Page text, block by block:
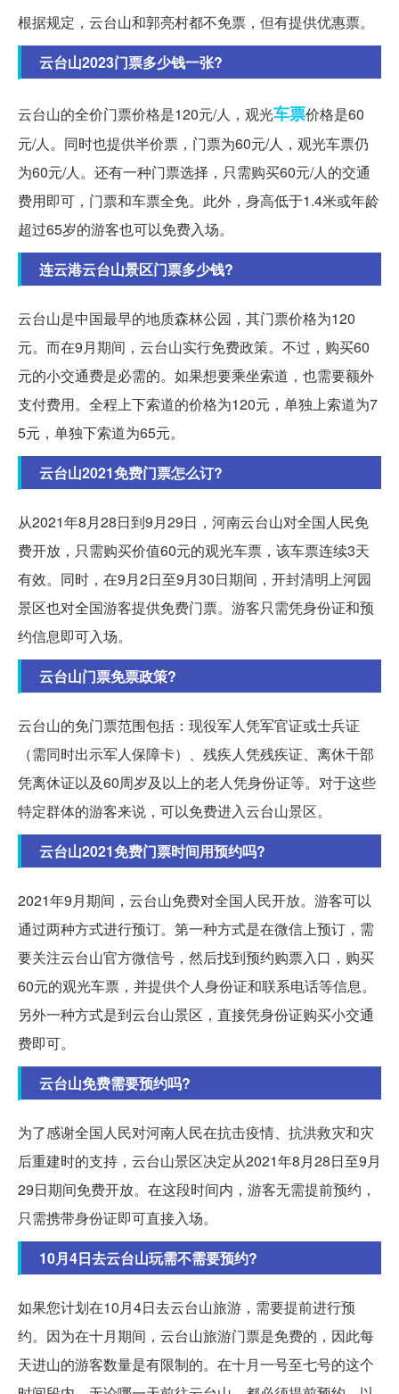
根据规定，云台山和郭亮村都不免票，但有提供优惠票。
云台山2023门票多少钱一张?
云台山的全价门票价格是120元/人，观光车票价格是60
元/人。同时也提供半价票，门票为60元/人，观光车票仍
为60元/人。还有一种门票选择，只需购买60元/人的交通
费用即可，门票和车票全免。此外，身高低于1.4米或年龄
超过65岁的游客也可以免费入场。
连云港云台山景区门票多少钱?
云台山是中国最早的地质森林公园，其门票价格为120
元。而在9月期间，云台山实行免费政策。不过，购买60
元的小交通费是必需的。如果想要乘坐索道，也需要额外
支付费用。全程上下索道的价格为120元，单独上索道为7
5元，单独下索道为65元。
云台山2021免费门票怎么订?
从2021年8月28日到9月29日，河南云台山对全国人民免
费开放，只需购买价值60元的观光车票，该车票连续3天
有效。同时，在9月2日至9月30日期间，开封清明上河园
景区也对全国游客提供免费门票。游客只需凭身份证和预
约信息即可入场。
云台山门票免票政策?
云台山的免门票范围包括：现役军人凭军官证或士兵证
（需同时出示军人保障卡）、残疾人凭残疾证、离休干部
凭离休证以及60周岁及以上的老人凭身份证等。对于这些
特定群体的游客来说，可以免费进入云台山景区。
云台山2021免费门票时间用预约吗?
2021年9月期间，云台山免费对全国人民开放。游客可以
通过两种方式进行预订。第一种方式是在微信上预订，需
要关注云台山官方微信号，然后找到预约购票入口，购买
60元的观光车票，并提供个人身份证和联系电话等信息。
另外一种方式是到云台山景区，直接凭身份证购买小交通
费即可。
云台山免费需要预约吗?
为了感谢全国人民对河南人民在抗击疫情、抗洪救灾和灾
后重建时的支持，云台山景区决定从2021年8月28日至9月
29日期间免费开放。在这段时间内，游客无需提前预约，
只需携带身份证即可直接入场。
10月4日去云台山玩需不需要预约?
如果您计划在10月4日去云台山旅游，需要提前进行预
约。因为在十月期间，云台山旅游门票是免费的，因此每
天进山的游客数量是有限制的。在十月一号至七号的这个